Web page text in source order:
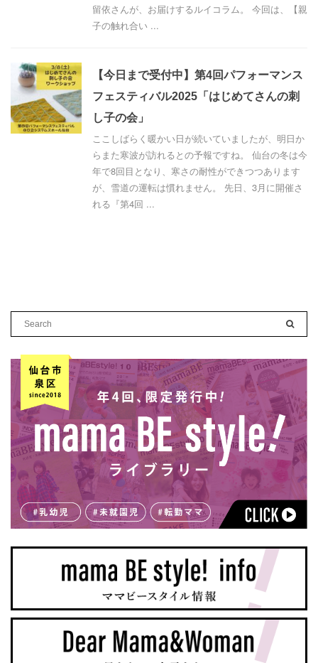
留依さんが、お届けするルイコラム。 今回は、【親
子の触れ合い ...
【今日まで受付中】第4回パフォーマンス
フェスティバル2025「はじめてさんの刺
し子の会」
ここしばらく暖かい日が続いていましたが、明日か
らまた寒波が訪れるとの予報ですね。 仙台の冬は今
年で8回目となり、寒さの耐性ができつつあります
が、雪道の運転は慣れません。 先日、3月に開催さ
れる『第4回 ...